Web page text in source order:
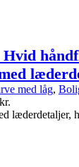
Hvid
med låg,
kr.
589,00 kr.
læderdetaljer,